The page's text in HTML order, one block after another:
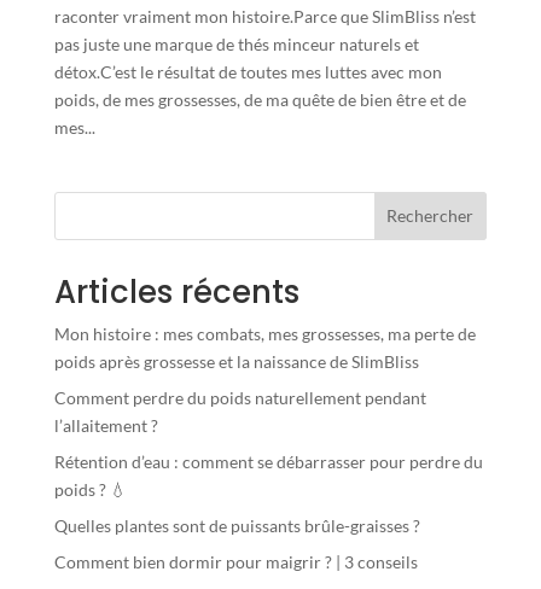
raconter vraiment mon histoire.Parce que SlimBliss n’est
pas juste une marque de thés minceur naturels et
détox.C’est le résultat de toutes mes luttes avec mon
poids, de mes grossesses, de ma quête de bien être et de
mes...
Rechercher
Articles récents
Mon histoire : mes combats, mes grossesses, ma perte de
poids après grossesse et la naissance de SlimBliss
Comment perdre du poids naturellement pendant
l’allaitement ?
Rétention d’eau : comment se débarrasser pour perdre du
poids ? 💧
Quelles plantes sont de puissants brûle-graisses ?
Comment bien dormir pour maigrir ? | 3 conseils